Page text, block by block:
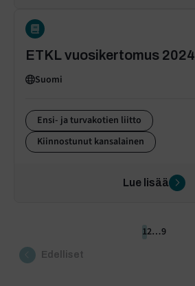
ETKL vuosikertomus 2024
Suomi
Ensi- ja turvakotien liitto
Kiinnostunut kansalainen
Lue lisää
Edelliset
12…9